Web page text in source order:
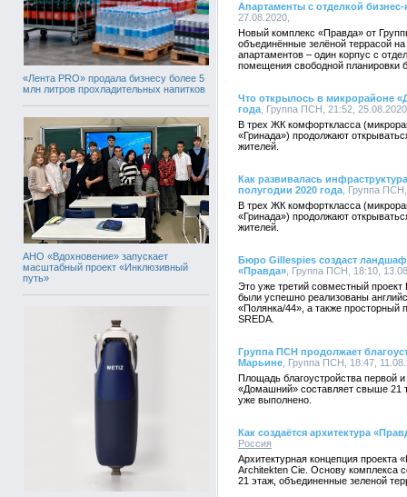
«Лента PRO» продала бизнесу более 5
млн литров прохладительных напитков
АНО «Вдохновение» запускает
масштабный проект «Инклюзивный
путь»
Апартаменты c отделкой бизнес-
27.08.2020,
Новый комплекс «Правда» от
объединённые зелёной террасой
апартаментов – один корпус с
помещения свободной планировки
Что открылось в микрорайоне
года , Группа ПСН, 21:52,
В трех ЖК комфорткласса
«Гринада») продолжают
жителей.
Как развивалась
полугодии 2020 года , Группа
В трех ЖК комфорткласса
«Гринада») продолжают
жителей.
Бюро Gillespies создаст
«Правда» , Группа ПСН, 18:10,
Это уже третий совместный
были успешно реализованы
«Полянка/44», а также просторный
SREDA.
Группа ПСН продолжает
Марьине , Группа ПСН, 18:47,
Площадь благоустройства первой
«Домашний» составляет свыше 21
уже выполнено.
Как создаётся архитектура
Россия
Архитектурная концепция проекта
Architekten Cie. Основу комплекса
21 этаж, объединенные зеленой